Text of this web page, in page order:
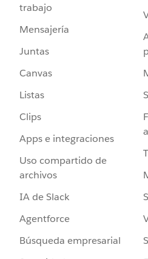
trabajo
Mensajería
Juntas
Canvas
Listas
Clips
Apps e integraciones
Uso compartido de
archivos
IA de Slack
Agentforce
Búsqueda empresarial